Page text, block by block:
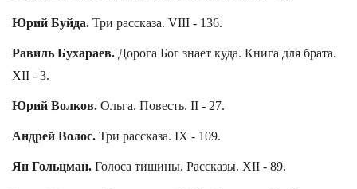
Юрий Буйда. Три рассказа. VIII - 136.
Равиль Бухараев. Дорога Бог знает куда. Книга для брата.
XII - 3.
Юрий Волков. Ольга. Повесть. II - 27.
Андрей Волос. Три рассказа. IX - 109.
Ян Гольцман. Голоса тишины. Рассказы. XII - 89.